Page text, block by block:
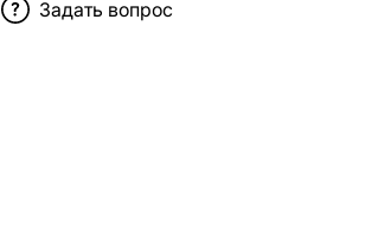
Задать вопрос